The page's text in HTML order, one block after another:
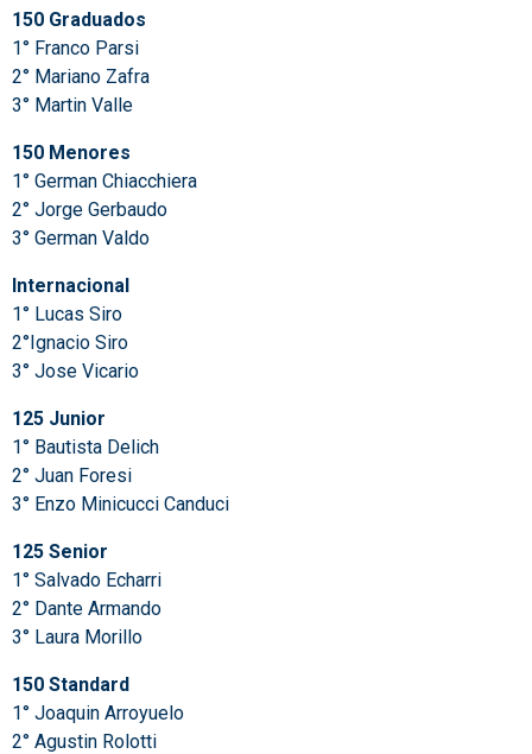
150 Graduados
1° Franco Parsi
2° Mariano Zafra
3° Martin Valle
150 Menores
1° German Chiacchiera
2° Jorge Gerbaudo
3° German Valdo
Internacional
1° Lucas Siro
2°Ignacio Siro
3° Jose Vicario
125 Junior
1° Bautista Delich
2° Juan Foresi
3° Enzo Minicucci Canduci
125 Senior
1° Salvado Echarri
2° Dante Armando
3° Laura Morillo
150 Standard
1° Joaquin Arroyuelo
2° Agustin Rolotti